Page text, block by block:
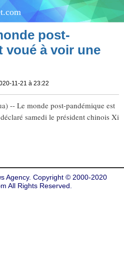
post-
voué à voir une
11-21 à 23:22
-- Le monde post-pandémique est
samedi le président chinois Xi
Agency. Copyright © 2000-2020
All Rights Reserved.